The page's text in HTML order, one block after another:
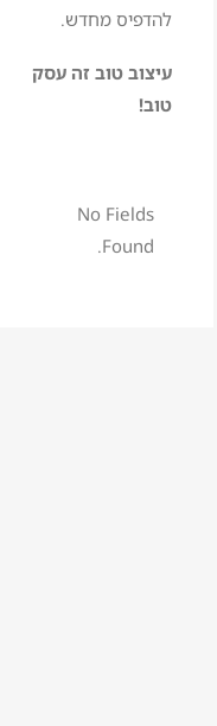
להדפיס מחדש.
עיצוב טוב זה עסק
טוב!
No Fields
Found.